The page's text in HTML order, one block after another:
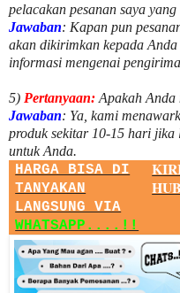
pelacakan pesanan saya
Jawaban: Kapan pun
akan dikirimkan kepada
informasi mengenai
5) Pertanyaan: Apakah
Jawaban: Ya, kami
produk sekitar 10-15 hari jika
untuk Anda.
HARGA BISA DI
TANYAKAN
LANGSUNG VIA
WHATSAPP....!!